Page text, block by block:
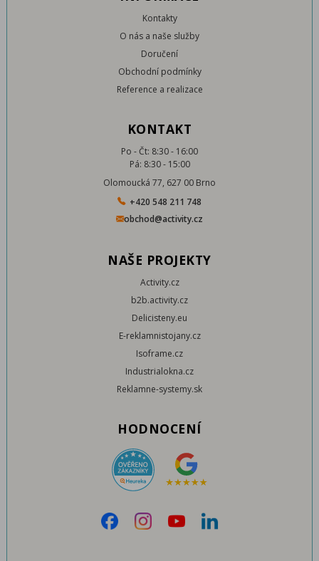
Kontakty
O nás a naše služby
Doručení
Obchodní podmínky
Reference a realizace
KONTAKT
Po - Čt: 8:30 - 16:00
Pá: 8:30 - 15:00
Olomoucká 77, 627 00 Brno
+420 548 211 748
obchod@activity.cz
NAŠE PROJEKTY
Activity.cz
b2b.activity.cz
Delicisteny.eu
E-reklamnistojany.cz
Isoframe.cz
Industrialokna.cz
Reklamne-systemy.sk
HODNOCENÍ